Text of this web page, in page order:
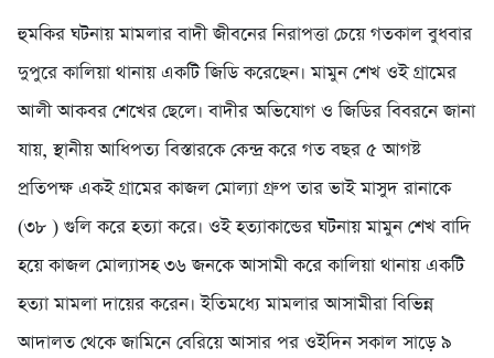
হুমকির ঘটনায় মামলার বাদী জীবনের নিরাপত্তা চেয়ে গতকাল বুধবার
দুপুরে কালিয়া থানায় একটি জিডি করেছেন। মামুন শেখ ওই গ্রামের
আলী আকবর শেখের ছেলে। বাদীর অভিযোগ ও জিডির বিবরনে জানা
যায়, স্থানীয় আধিপত্য বিস্তারকে কেন্দ্র করে গত বছর ৫ আগষ্ট
প্রতিপক্ষ একই গ্রামের কাজল মোল্যা গ্রুপ তার ভাই মাসুদ রানাকে
(৩৮ ) গুলি করে হত্যা করে। ওই হত্যাকান্ডের ঘটনায় মামুন শেখ বাদি
হয়ে কাজল মোল্যাসহ ৩৬ জনকে আসামী করে কালিয়া থানায় একটি
হত্যা মামলা দায়ের করেন। ইতিমধ্যে মামলার আসামীরা বিভিন্ন
আদালত থেকে জামিনে বেরিয়ে আসার পর ওইদিন সকাল সাড়ে ৯